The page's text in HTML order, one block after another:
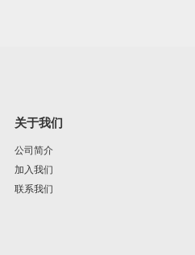
关于我们
公司简介
加入我们
联系我们